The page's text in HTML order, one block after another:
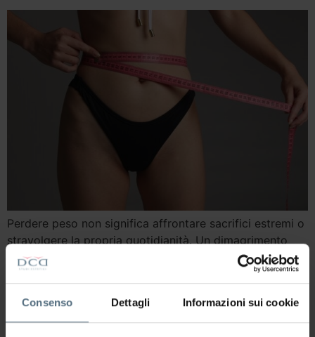
Consenso Dettagli Informazioni sui cookie
Perdere peso non significa affrontare sacrifici estremi o
stravolgere la propria quotidianità. Un dimagrimento
davvero efficace è quello che rispetta il corpo, procede
in modo graduale e porta risultati che durano nel
alimentazione equilibrata e trattamenti di estetica
avanzata, permettendo di dimagrire senza diete